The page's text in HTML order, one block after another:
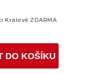
Králové ZDARMA
DO KOŠÍKU